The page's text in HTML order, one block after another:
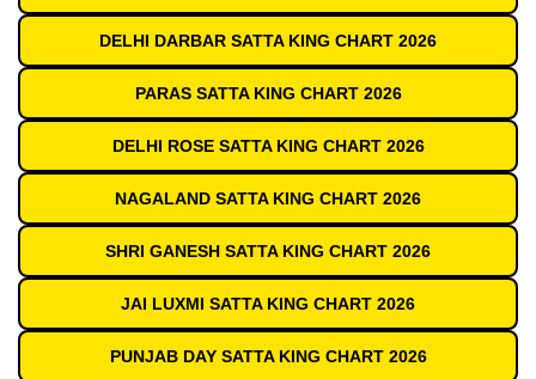
DELHI DARBAR SATTA KING CHART 2026
PARAS SATTA KING CHART 2026
DELHI ROSE SATTA KING CHART 2026
NAGALAND SATTA KING CHART 2026
SHRI GANESH SATTA KING CHART 2026
JAI LUXMI SATTA KING CHART 2026
PUNJAB DAY SATTA KING CHART 2026